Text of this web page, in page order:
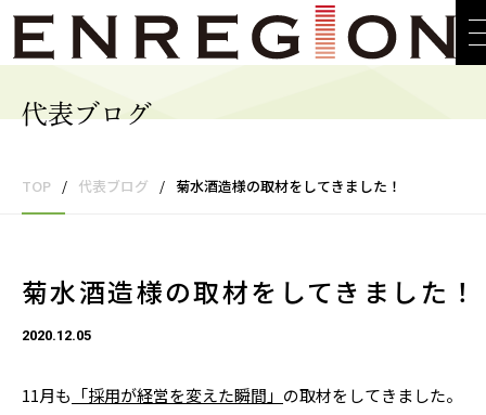
代表ブログ
TOP / 代表ブログ / 菊水酒造様の取材をしてきました！
菊水酒造様の取材をしてきました！
2020.12.05
11月も 「採用が経営を変えた瞬間」 の取材をしてきました。